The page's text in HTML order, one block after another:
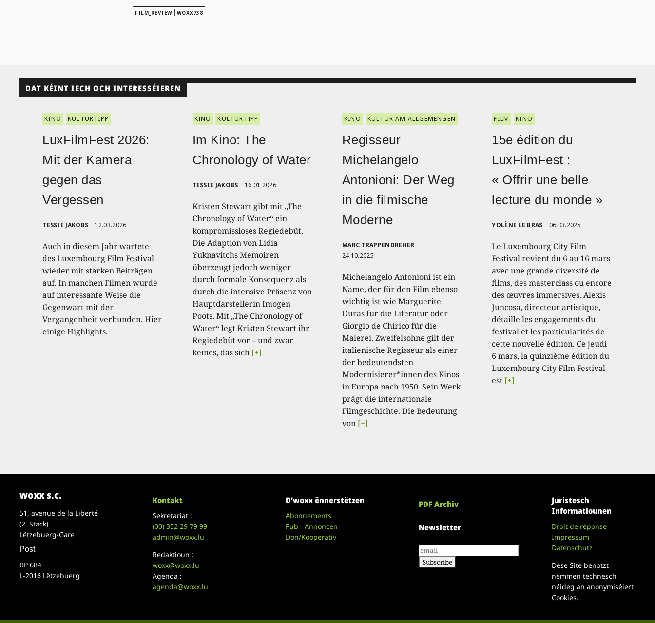
FILM_REVIEW | WOXX738
DAT KÉINT IECH OCH INTERESSÉIEREN
KINO KULTURTIPP
LuxFilmFest 2026:
Mit der Kamera
gegen das
Vergessen
TESSIE JAKOBS 12.03.2026
Auch in diesem Jahr wartete
des Luxembourg Film Festival
wieder mit starken Beiträgen
auf. In manchen Filmen wurde
auf interessante Weise die
Gegenwart mit der
Vergangenheit verbunden. Hier
einige Highlights.
KINO KULTURTIPP
Im Kino: The
Chronology of Water
TESSIE JAKOBS 16.01.2026
Kristen Stewart gibt mit „The
Chronology of Water“ ein
kompromissloses Regiedebüt.
Die Adaption von Lidia
Yuknavitchs Memoiren
überzeugt jedoch weniger
durch formale Konsequenz als
durch die intensive Präsenz von
Hauptdarstellerin Imogen
Poots. Mit „The Chronology of
Water“ legt Kristen Stewart ihr
Regiedebüt vor – und zwar
keines, das sich [+]
KINO KULTUR AM ALLGEMENGEN
Regisseur
Michelangelo
Antonioni: Der Weg
in die filmische
Moderne
MARC TRAPPENDREHER
24.10.2025
Michelangelo Antonioni ist ein
Name, der für den Film ebenso
wichtig ist wie Marguerite
Duras für die Literatur oder
Giorgio de Chirico für die
Malerei. Zweifelsohne gilt der
italienische Regisseur als einer
der bedeutendsten
Modernisierer*innen des Kinos
in Europa nach 1950. Sein Werk
prägt die internationale
Filmgeschichte. Die Bedeutung
von [+]
FILM KINO
15e édition du
LuxFilmFest :
« Offrir une belle
lecture du monde »
YOLÈNE LE BRAS 06.03.2025
Le Luxembourg City Film
Festival revient du 6 au 16 mars
avec une grande diversité de
films, des masterclass ou encore
des œuvres immersives. Alexis
Juncosa, directeur artistique,
détaille les engagements du
festival et les particularités de
cette nouvelle édition. Ce jeudi
6 mars, la quinzième édition du
Luxembourg City Film Festival
est [+]
woxx s.c.
51, avenue de la Liberté
(2. Stack)
Lëtzebuerg-Gare
Post
BP 684
L-2016 Lëtzebuerg
Kontakt
Sekretariat :
(00)352 29 79 99
admin@woxx.lu
Redaktioun :
woxx@woxx.lu
Agenda :
agenda@woxx.lu
D’woxx ënnerstëtzen
Abonnements
Pub - Annoncen
Don/Kooperativ
PDF Archiv
Newsletter
Juristesch
Informatiounen
Droit de réponse
Impressum
Datenschutz
Dëse Site benotzt
nëmmen technesch
néideg an anonymiséiert
Cookies.